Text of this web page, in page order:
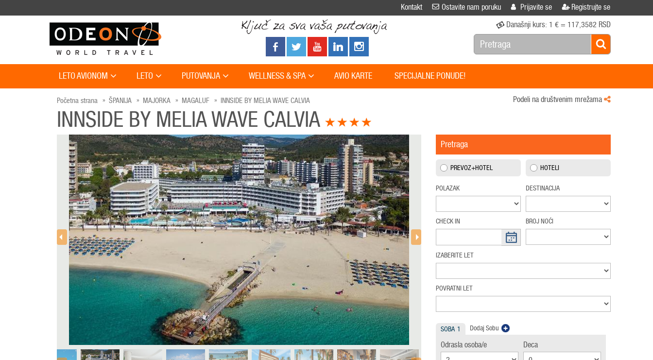
Kontakt Ostavite nam poruku Prijavite se Registrujte se
LETO AVIONOM LETO PUTOVANJA WELLNESS & SPA AVIO KARTE SPECIJALNE PONUDE!
Današnji kurs: 1 € = 117,3582 RSD
Početna strana ŠPANIJA MAJORKA MAGALUF INNSIDE BY MELIA WAVE CALVIA Podeli na društvenim mrežama
INNSIDE BY MELIA WAVE CALVIA
Pretraga
PREVOZ+HOTEL HOTELI
POLAZAK DESTINACIJA
CHECK IN BROJ NOĆI
IZABERITE LET
POVRATNI LET
SOBA 1 Dodaj Sobu
Odrasla osoba/e Deca